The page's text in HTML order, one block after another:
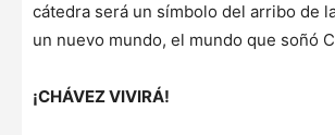
cátedra será un símbolo del arribo de
un nuevo mundo, el mundo que soñó
¡CHÁVEZ VIVIRÁ!